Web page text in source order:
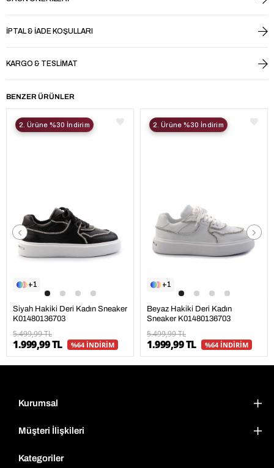
İPTAL & İADE KOŞULLARI
KARGO & TESLIMAT
BENZER ÜRÜNLER
1
Siyah Hakiki Deri Kadın Sneaker
K01480136703
5.499,99 TL
1.999,99 TL %64 İNDİRİM
2. Ürüne %30 İndirim
1
Beyaz Hakiki Deri Kadın
Sneaker K01480136703
5.499,99 TL
1.999,99 TL %64 İNDİRİM
2. Ürüne %30 İndirim
Kurumsal
Müşteri İlişkileri
Kategoriler